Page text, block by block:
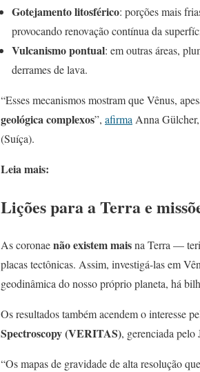
Gotejamento litosférico: porções mais
provocando renovação contínua da
Vulcanismo pontual: em outras áreas,
derrames de lava.
“Esses mecanismos mostram que Vênus,
geológica complexos”, afirma Anna
(Suíça).
Leia mais:
Lições para a Terra e
As coronaenão existem maisna Terra —
placas tectônicas. Assim, investigá-las em
geodinâmica do nosso próprio planeta, há
Os resultados também acendem o interesse
Spectroscopy (VERITAS), gerenciada pelo
“Os mapas de gravidade de alta resolução